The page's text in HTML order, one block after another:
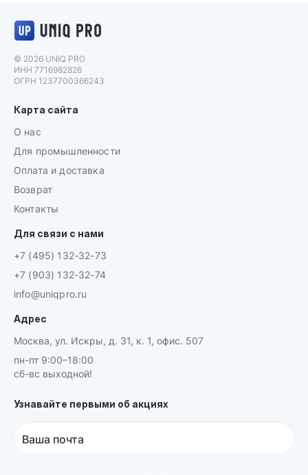
© 2026 UNIQ PRO
ИНН 7716982826
ОГРН 1237700366243
Карта сайта
О нас
Для промышленности
Оплата и доставка
Возврат
Контакты
Для связи с нами
+7 (495) 132-32-73
+7 (903) 132-32-74
info@uniqpro.ru
Адрес
Москва, ул. Искры, д. 31, к. 1, офис. 507
пн-пт 9:00–18:00
сб-вс выходной!
Узнавайте первыми об акциях
Ваша почта